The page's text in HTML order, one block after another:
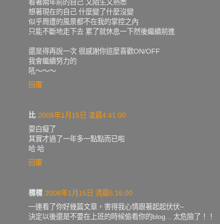
看著兩年前的自己 又陌生又熟悉
想著現在的自己 什麼變了什麼沒變
似乎周遭的風景都不在我的掌控之內
只能不斷地走下去 累了就休息一下然後繼續前進
還是得再說一次 很感謝你這麼喜歡ON/OFF
我會繼續努力的
吼～～～
回覆
比 2008年1月15日 凌晨4:41:00
耍白癡了
其實才過了一年多一點點而已啦
哈 哈
回覆
標標 2008年1月15日 清晨5:16:00
一連看了你好幾篇文章，害得我心情跟著起起伏伏~
決定以後還是不要在上班的時候偷看你的blog... 太危險了！！